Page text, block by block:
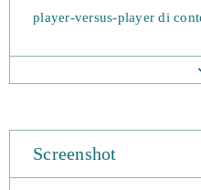
player-versus-player di
apprezzato sia dai
Potrai unirti ai tuoi amici
Quests, sfidando le battaglie
verificheranno ogni due
Screenshot